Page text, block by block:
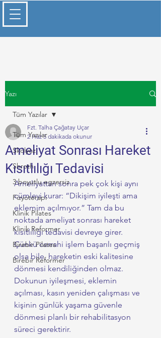
Yazı
Tüm Yazılar
Skolyoz
Shroth
3 boyutlu egzersiz
Fizyoterapi
Klinik Pilates
Klinik Reformer
Birebir Pilates
Birebir Reformer
Tüm Yazılar
Ameliyat Sonrası Hareket
Kısıtlılığı Tedavisi
Fzt. Talha Çağatay Uçar
2 Haz 5 dakikada okunur
Ameliyattan sonra pek çok kişi aynı
cümleyi kurar: “Dikişim iyileşti ama
eklemim açılmıyor.” Tam da bu
noktada ameliyat sonrası hareket
kısıtlılığı tedavisi devreye girer.
Çünkü cerrahi işlem başarılı geçmiş
olsa bile, hareketin eski kalitesine
dönmesi kendiliğinden olmaz.
Dokunun iyileşmesi, eklemin
açılması, kasın yeniden çalışması ve
kişinin günlük yaşama güvenle
dönmesi planlı bir rehabilitasyon
süreci gerektirir.